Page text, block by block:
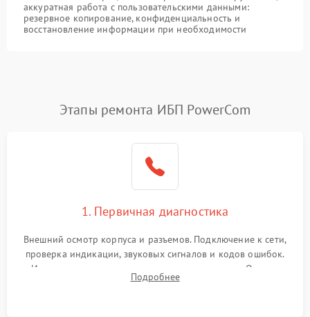
аккуратная работа с пользовательскими данными:
резервное копирование, конфиденциальность и
восстановление информации при необходимости
Этапы ремонта ИБП PowerCom
1. Первичная диагностика
Внешний осмотр корпуса и разъемов. Подключение к сети,
проверка индикации, звуковых сигналов и кодов ошибок.
Измерение входного и выходного напряжения. Оценка
реакции ИБП на отключение основного питания без
Подробнее